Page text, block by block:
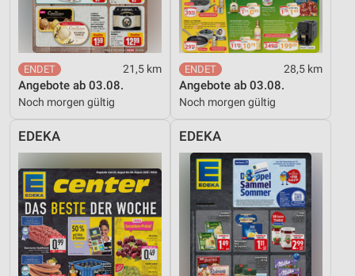
21,5 km
Angebote ab 03.08.
Noch morgen gültig
28,5 km
Angebote ab 03.08.
Noch morgen gültig
EDEKA EDEKA
Funktional
Werbung